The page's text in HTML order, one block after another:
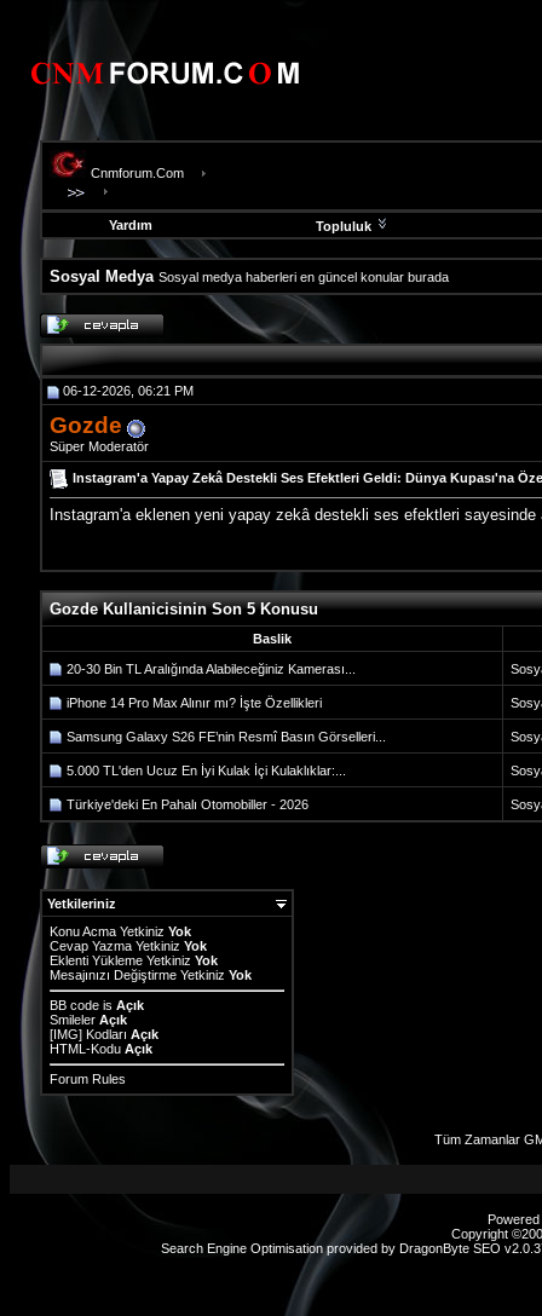
Cnmforum.Com
Yardım Topluluk
Sosyal Medya Sosyal medya haberleri en güncel konular burada
evooli
fethiye
escort
gaziantep
escort
gaziantep
escort
06-12-2026, 06:21 PM
Gozde
Süper Moderatör
Instagram'a Yapay Zekâ Destekli Ses Efektleri Geldi: Dünya Kupası'na
Instagram'a eklenen yeni yapay zekâ destekli ses efektleri
Gozde Kullanicisinin Son 5 Konusu
Baslik
20-30 Bin TL Aralığında Alabileceğiniz Kamerası...
iPhone 14 Pro Max Alınır mı? İşte Özellikleri
Samsung Galaxy S26 FE’nin Resmî Basın Görselleri...
5.000 TL'den Ucuz En İyi Kulak İçi Kulaklıklar:...
Türkiye'deki En Pahalı Otomobiller - 2026
Yetkileriniz
Konu Acma Yetkiniz Yok
Cevap Yazma Yetkiniz Yok
Eklenti Yükleme Yetkiniz Yok
Mesajınızı Değiştirme Yetkiniz Yok
BB code is Açık
Smileler Açık
[IMG] Kodları Açık
HTML-Kodu Açık
Forum Rules
Tüm Zamanlar
Copyright
Search Engine Optimisation provided by DragonByte SEO